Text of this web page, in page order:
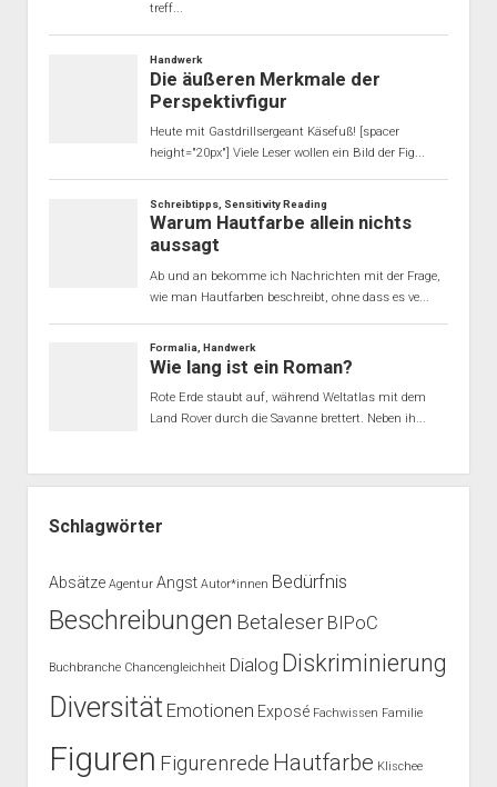
Schlagwörter
Absätze Agentur Angst Autor*innen Bedürfnis
Beschreibungen Betaleser BIPoC
Buchbranche Chancengleichheit Dialog Diskriminierung
Diversität Emotionen Exposé Fachwissen Familie
Figuren Figurenrede Hautfarbe Klischee